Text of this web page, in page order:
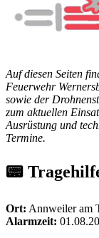
Auf diesen Seiten
Feuerwehr
sowie der
zum aktuellen
Ausrüstung und
Termine.
📟
Ort: Annweiler am
Alarmzeit: